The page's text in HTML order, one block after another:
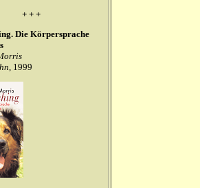
+ + +
Die Körpersprache
, 1999